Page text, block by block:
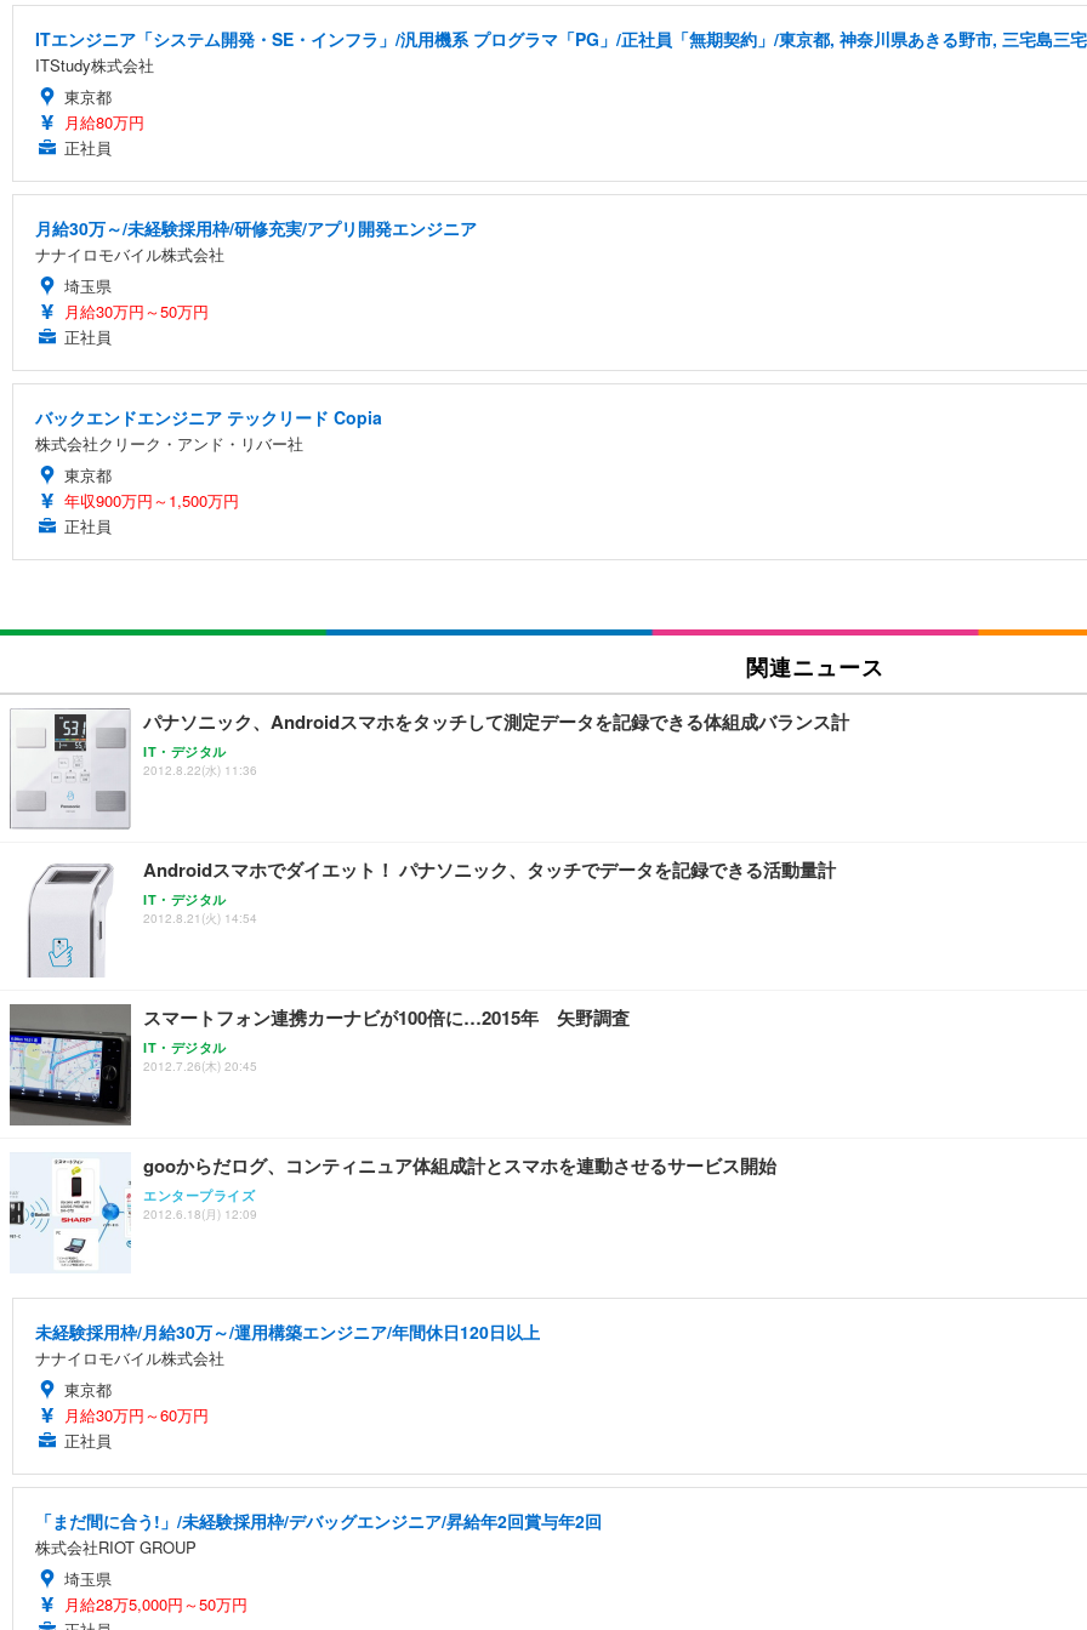
ITエンジニア「システム開発・SE・インフラ」/汎用機系 プログラマ「PG」/正社員「無期契約」/東京都, 神奈川県あきる野市, 三宅島三
ITStudy株式会社
東京都
月給80万円
正社員
月給30万～/未経験採用枠/研修充実/アプリ開発エンジニア
ナナイロモバイル株式会社
埼玉県
月給30万円～50万円
正社員
バックエンドエンジニア テックリード Copia
株式会社クリーク・アンド・リバー社
東京都
年収900万円～1,500万円
正社員
関連ニュース
パナソニック、Androidスマホをタッチして測定データを記録できる体組成バランス計
IT・デジタル
2012.8.22(水) 11:36
Androidスマホでダイエット！ パナソニック、タッチでデータを記録できる活動量計
IT・デジタル
2012.8.21(火) 14:54
スマートフォン連携カーナビが100倍に…2015年 矢野調査
IT・デジタル
2012.7.26(木) 20:45
gooからだログ、コンティニュア体組成計とスマホを連動させるサービス開始
エンタープライズ
2012.6.18(月) 12:09
未経験採用枠/月給30万～/運用構築エンジニア/年間休日120日以上
ナナイロモバイル株式会社
東京都
月給30万円～60万円
正社員
「まだ間に合う!」/未経験採用枠/デバッグエンジニア/昇給年2回賞与年2回
株式会社RIOT GROUP
埼玉県
月給28万5,000円～50万円